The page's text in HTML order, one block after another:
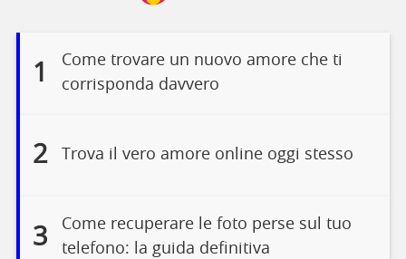
1
Come trovare un nuovo amore che ti
corrisponda davvero
2 Trova il vero amore online oggi stesso
3
Come recuperare le foto perse sul tuo
telefono: la guida definitiva